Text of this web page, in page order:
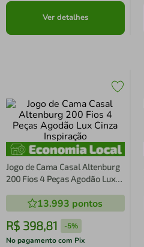
Ver detalhes
Jogo de Cama Casal Altenburg
200 Fios 4 Peças Agodão Lux
13.993 pontos
R$ 398,81 -5%
No pagamento com Pix